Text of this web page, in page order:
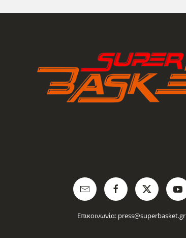
Επικοινωνία: press@superbasket.gr